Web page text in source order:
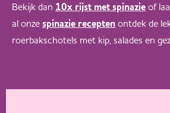
Bekijk dan 10x rijst met spinazie of
al onze spinazie recepten ontdek de
roerbakschotels met kip, salades en